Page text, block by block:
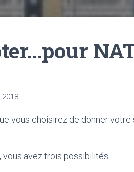
vous choisirez de donner votre
vous avez trois possibilités: